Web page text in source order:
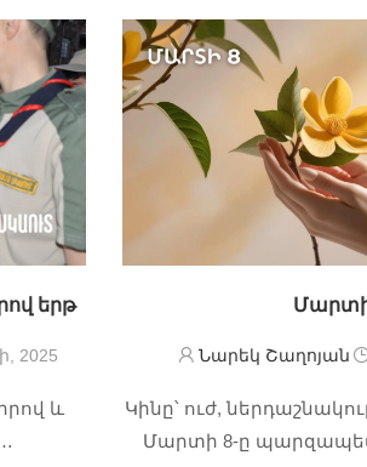
երթ
2025
և
Նարեկ Շաղոյան
Կինը՝ ուժ,
Մարտի 8-ը պարզապես